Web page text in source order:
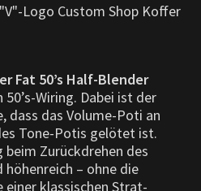
Logo Custom Shop Koffer
Fat 50’s Half-Blender
Wiring. Dabei ist der
dass das Volume-Poti an
Tone-Potis gelötet ist.
beim Zurückdrehen des
– ohne die
einer klassischen Strat-